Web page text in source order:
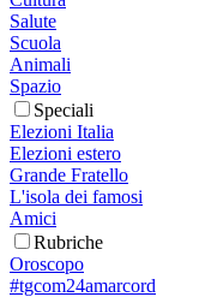
Salute
Scuola
Animali
Spazio
Speciali
Elezioni Italia
Elezioni estero
Grande Fratello
L'isola dei famosi
Amici
Rubriche
Oroscopo
#tgcom24amarcord